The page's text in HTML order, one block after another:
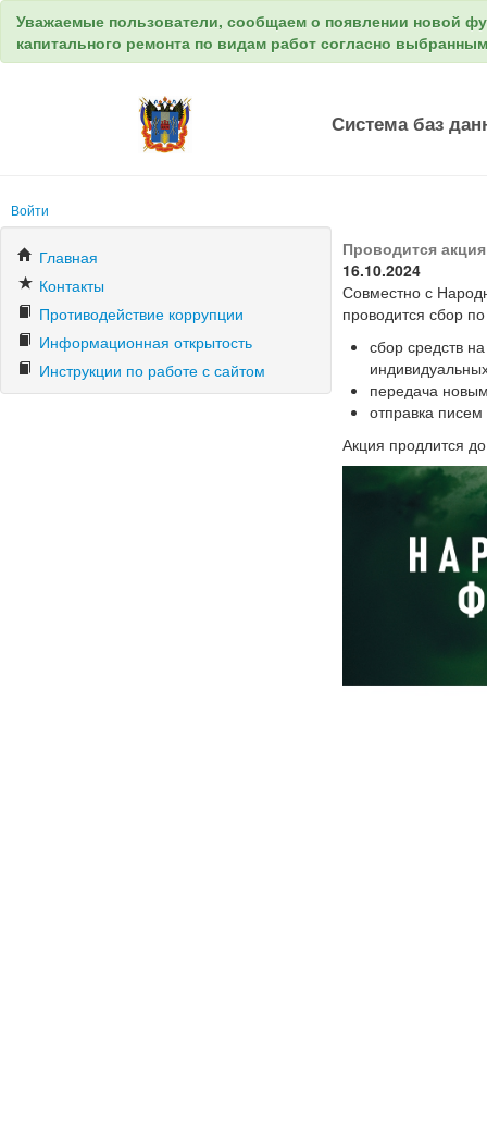
Уважаемые пользователи, сообщаем о появлении новой
капитального ремонта по видам работ согласно
Система баз
Войти
Главная
Контакты
Противодействие коррупции
Информационная открытость
Инструкции по работе с сайтом
Проводится
16.10.2024
Совместно с
проводится сбор
сбор средств
передача
отправка
Акция продлится